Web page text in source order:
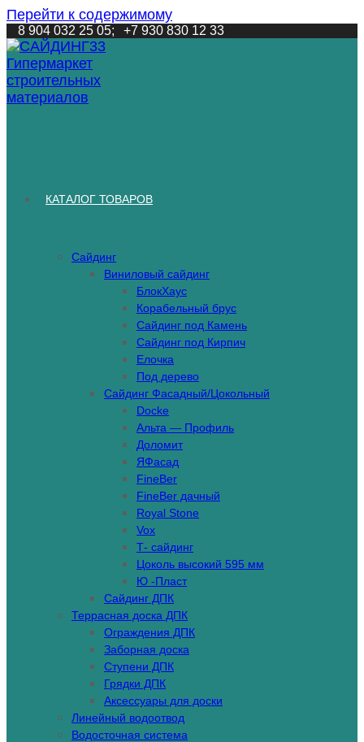
Перейти к содержимому
8 904 032 25 05; +7 930 830 12 33
КАТАЛОГ ТОВАРОВ
Сайдинг
Виниловый сайдинг
БлокХаус
Корабельный брус
Сайдинг под Камень
Сайдинг под Кирпич
Елочка
Под дерево
Сайдинг Фасадный/Цокольный
Docke
Альта — Профиль
Доломит
ЯФасад
FineBer
FineBer дачный
Royal Stone
Vox
Т- сайдинг
Цоколь высокий 595 мм
Ю -Пласт
Сайдинг ДПК
Террасная доска ДПК
Ограждения ДПК
Заборная доска
Ступени ДПК
Грядки ДПК
Аксессуары для доски
Линейный водоотвод
Водосточная система